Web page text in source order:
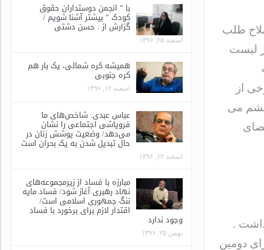
طلب
لیست
از
چشم می
داشت .
دومین
با ” انجمن دوستداران حقوق
کودک ” بیشتر آشنا شویم /
گزارش از : حسن دشتی
اسفند ۲۵, ۱۳۹۶
همیشه کره شمالی، یک بار هم
کره جنوبی
اسفند ۱۲, ۱۳۹۶
عباس عبدی: شاخص‌های ما
فروپاشی اجتماعی را نشان
می‌دهد/ وضعیت پوشش زنان در
حال تبدیل شدن به یک بحران است
اسفند ۱۲, ۱۳۹۶
مبارزه با فساد از زیرمجموعه‌های
نهاد رهبری آغاز شود/ فساد مایه
ننگ جمهوری اسلامی است/
اقتدار لازم برای برخورد با فساد
وجود ندارد
بهمن ۲۵, ۱۳۹۶